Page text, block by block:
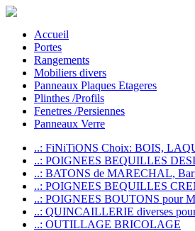
Accueil
Portes
Rangements
Mobiliers divers
Panneaux Plaques Etageres
Plinthes /Profils
Fenetres /Persiennes
Panneaux Verre
..: FiNiTiONS Choix: BOIS,
..: POIGNEES BEQUILLES
..: BATONS de MARECHAL,
..: POIGNEES BEQUILLES
..: POIGNEES BOUTONS pour
..: QUINCAILLERIE diverses
..: OUTILLAGE BRICOLAGE